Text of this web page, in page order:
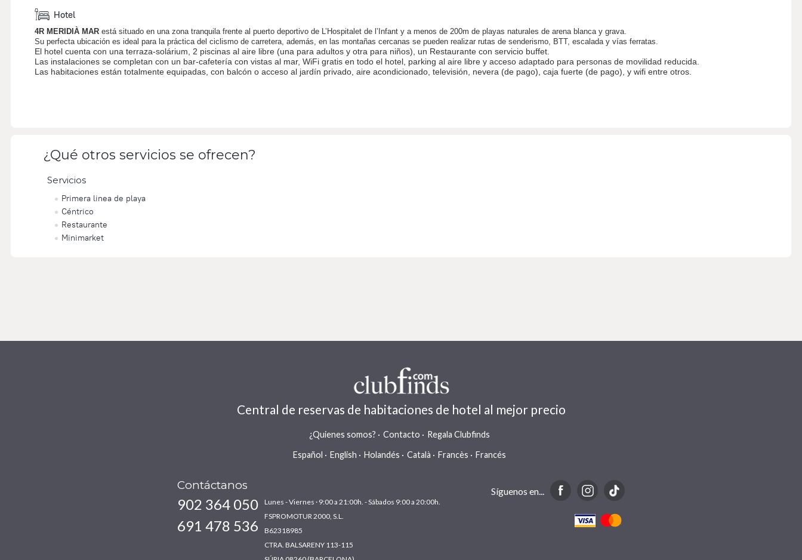
Hotel
4R MERIDIÀ MAR está situado en una zona tranquila frente al puerto deportivo de L’Hospitalet de l’Infant y a menos de 200m de playas naturales de arena blanca y grava.
Su perfecta ubicación es ideal para la práctica del ciclismo de carretera, además, en las montañas cercanas se pueden realizar rutas de senderismo, BTT, escalada y vías ferratas.
El hotel cuenta con una terraza-solárium, 2 piscinas al aire libre (una para adultos y otra para niños), un Restaurante con servicio buffet.
Las instalaciones se completan con un bar-cafetería con vistas al mar, WiFi gratis en todo el hotel, parking al aire libre y acceso adaptado para personas de movilidad reducida.
Las habitaciones están totalmente equipadas, con balcón o acceso al jardín privado, aire acondicionado, televisión, nevera (de pago), caja fuerte (de pago), y wifi entre otros.
¿Qué otros servicios se ofrecen?
Servicios
Primera linea de playa
Céntrico
Restaurante
Minimarket
Central de reservas de habitaciones de hotel al mejor precio
¿Quienes somos? Contacto
Regala Clubfinds
Español
English Holandés Català Francès Francés
Contáctanos
902 364 050
691 478 536
Lunes - Viernes · 9:00 a 21:00h. - Sábados 9:00 a 20:00h.
FSPROMOTUR 2000, S.L.
B62318985
CTRA. BALSARENY 113-115
Síguenos en...